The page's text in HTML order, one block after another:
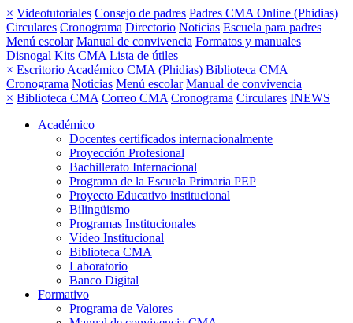
× Videotutoriales Consejo de padres Padres CMA Online (Phidias)
Circulares Cronograma Directorio Noticias Escuela para padres
Menú escolar Manual de convivencia Formatos y manuales
Disnogal Kits CMA Lista de útiles
× Escritorio Académico CMA (Phidias) Biblioteca CMA
Cronograma Noticias Menú escolar Manual de convivencia
× Biblioteca CMA Correo CMA Cronograma Circulares INEWS
Académico
Docentes certificados internacionalmente
Proyección Profesional
Bachillerato Internacional
Programa de la Escuela Primaria PEP
Proyecto Educativo institucional
Bilingüismo
Programas Institucionales
Vídeo Institucional
Biblioteca CMA
Laboratorio
Banco Digital
Formativo
Programa de Valores